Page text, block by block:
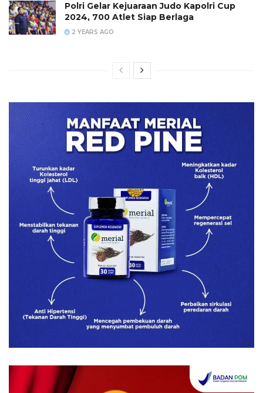
Polri Gelar Kejuaraan Judo Kapolri Cup
2024, 700 Atlet Siap Berlaga
2 YEARS AGO